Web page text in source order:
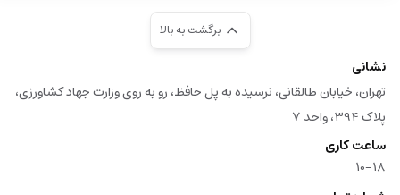
برگشت به بالا
نشانی
تهران، خیابان طالقانی، نرسیده به پل حافظ، رو به روی وزارت جهاد کشاورزی،
پلاک 394، واحد 7
ساعت کاری
10-18